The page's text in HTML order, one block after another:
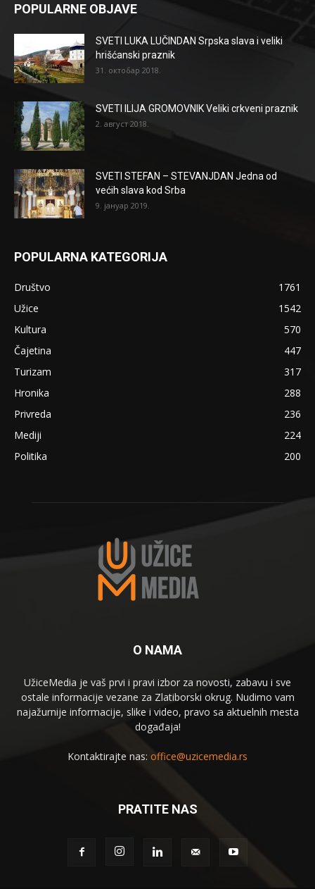
POPULARNE OBJAVE
SVETI LUKA LUČINDAN Srpska slava i veliki
hrišćanski praznik
31. октобар 2018.
SVETI ILIJA GROMOVNIK Veliki crkveni praznik
2. август 2018.
SVETI STEFAN – STEVANJDAN Jedna od
većih slava kod Srba
9. јануар 2019.
POPULARNA KATEGORIJA
Društvo
1761
Užice
1542
Kultura
570
Čajetina
447
Turizam
317
Hronika
288
Privreda
236
Mediji
224
Politika
200
O NAMA
UžiceMedia je vaš prvi i pravi izbor za novosti, zabavu i sve
ostale informacije vezane za Zlatiborski okrug. Nudimo vam
najažurnije informacije, slike i video, pravo sa aktuelnih mesta
događaja!
Kontaktirajte nas: office@uzicemedia.rs
PRATITE NAS